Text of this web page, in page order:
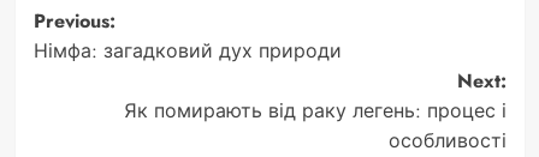
Post
navigation
Previous:
Німфа: загадковий дух природи
Next:
Як помирають від раку легень: процес і
особливості